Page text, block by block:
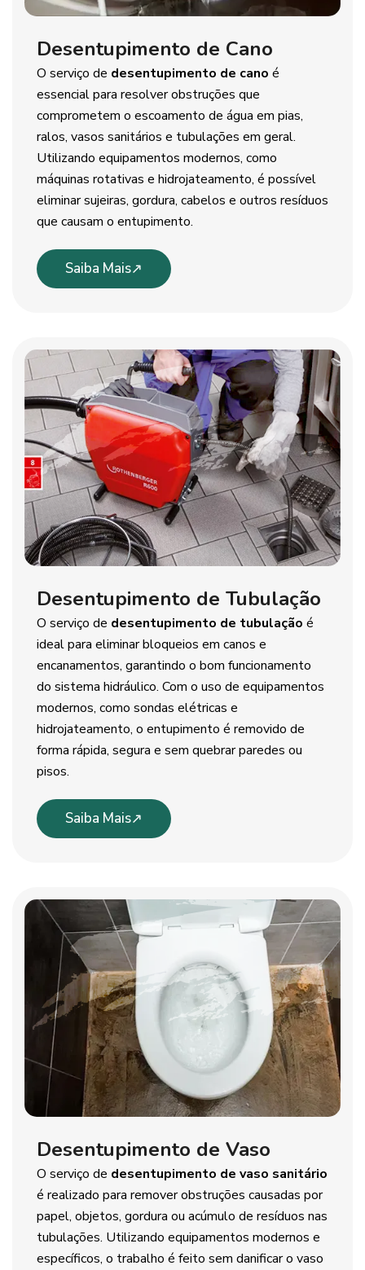
Desentupimento de Cano
O serviço de desentupimento de cano é
essencial para resolver obstruções que
comprometem o escoamento de água em pias,
ralos, vasos sanitários e tubulações em geral.
Utilizando equipamentos modernos, como
máquinas rotativas e hidrojateamento, é possível
eliminar sujeiras, gordura, cabelos e outros resíduos
que causam o entupimento.
Saiba Mais
Desentupimento de Tubulação
O serviço de desentupimento de tubulação é
ideal para eliminar bloqueios em canos e
encanamentos, garantindo o bom funcionamento
do sistema hidráulico. Com o uso de equipamentos
modernos, como sondas elétricas e
hidrojateamento, o entupimento é removido de
forma rápida, segura e sem quebrar paredes ou
pisos.
Saiba Mais
Desentupimento de Vaso
O serviço de desentupimento de vaso sanitário
é realizado para remover obstruções causadas por
papel, objetos, gordura ou acúmulo de resíduos nas
tubulações. Utilizando equipamentos modernos e
específicos, o trabalho é feito sem danificar o vaso